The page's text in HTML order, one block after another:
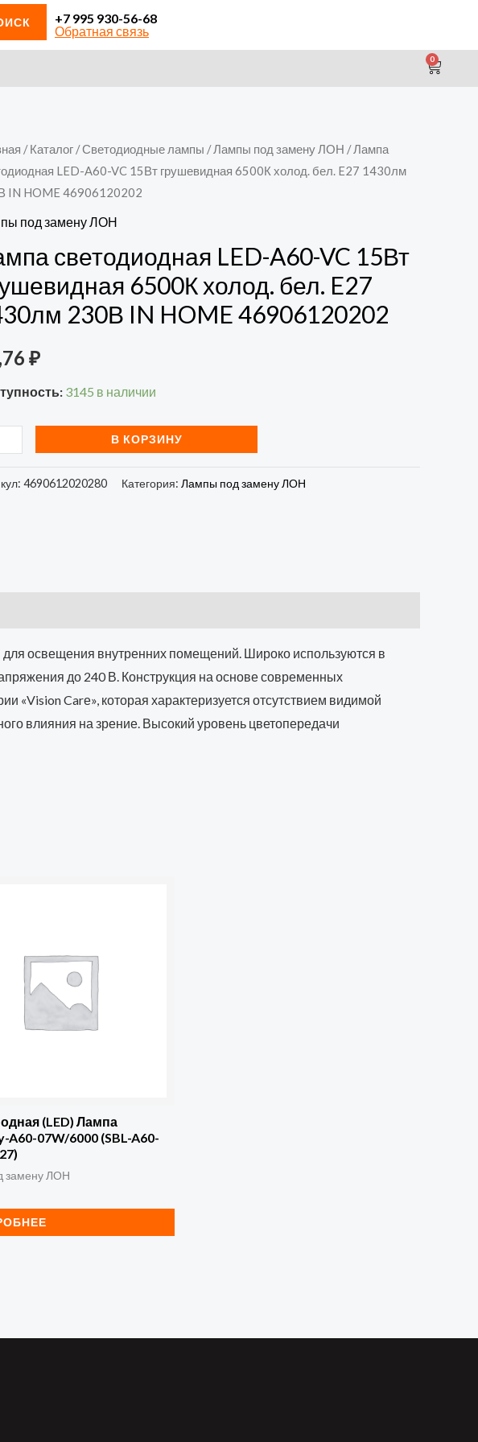
+7 995 930-56-68
Обратная связь
0
/Каталог /Светодиодные лампы /Лампы под замену ЛОН / Лампа
LED-A60-VC 15Вт грушевидная 6500К холод. бел. E27 1430лм
IN HOME 46906120202
под замену ЛОН
светодиодная LED-A60-VC 15Вт
6500К холод. бел. E27
230В IN HOME 46906120202
₽
3145 в наличии
В КОРЗИНУ
4690612020280 Категория: Лампы под замену ЛОН
освещения внутренних помещений. Широко используются в
до 240 В. Конструкция на основе современных
«Vision Carе», которая характеризуется отсутствием видимой
влияния на зрение. Высокий уровень цветопередачи
(LED) Лампа
A60-07W/6000 (SBL-A60-
замену ЛОН